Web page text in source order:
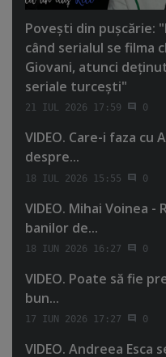
Poveşti din puşcărie:
când serialul se filma
Giovani, atunci
seriale turceşti"
21 IUL 2026 17:59 0
VIDEO. Care-i faza cu
despre...
18 IUL 2026 15:55 0
VIDEO. Mihai Voinea
banilor de...
18 IUN 2026 16:27 0
VIDEO. Poate să fie
bun...
17 IUN 2026 17:27 0
VIDEO. Andreea